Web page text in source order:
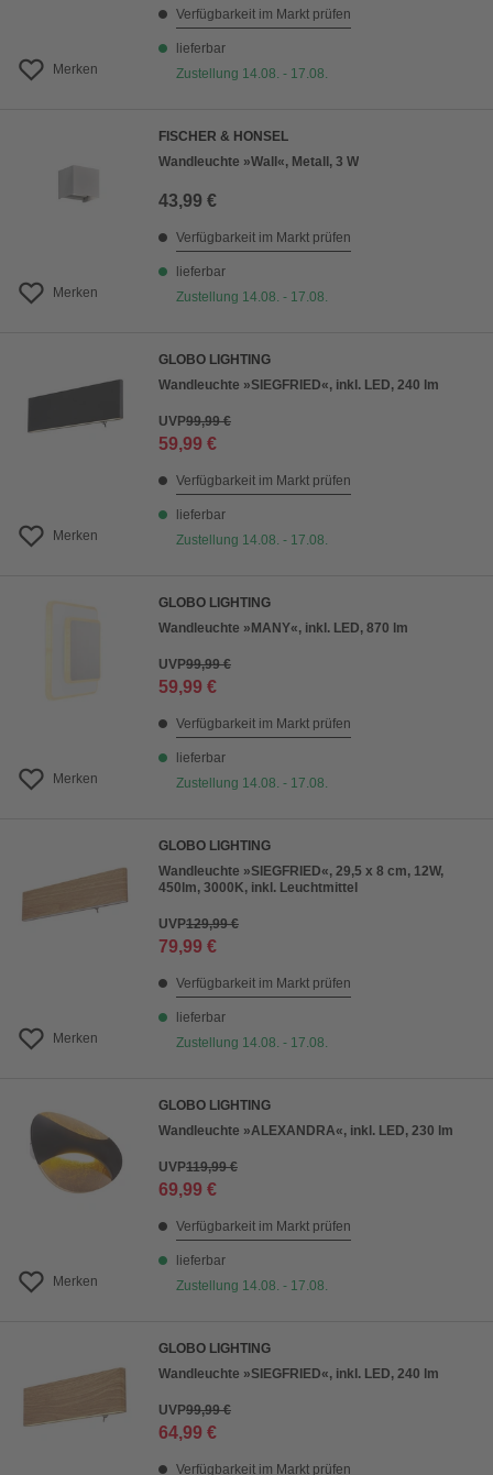
Merken
Verfügbarkeit im Markt prüfen
lieferbar
Zustellung 14.08. - 17.08.
Merken
FISCHER & HONSEL
Wandleuchte »Wall«, Metall, 3 W
43,99 €
Verfügbarkeit im Markt prüfen
lieferbar
Zustellung 14.08. - 17.08.
Merken
GLOBO LIGHTING
Wandleuchte »SIEGFRIED«, inkl. LED, 240 lm
UVP99,99 €
59,99 €
Verfügbarkeit im Markt prüfen
lieferbar
Zustellung 14.08. - 17.08.
Merken
GLOBO LIGHTING
Wandleuchte »MANY«, inkl. LED, 870 lm
UVP99,99 €
59,99 €
Verfügbarkeit im Markt prüfen
lieferbar
Zustellung 14.08. - 17.08.
Merken
GLOBO LIGHTING
Wandleuchte »SIEGFRIED«, 29,5 x 8 cm, 12W,
450lm, 3000K, inkl. Leuchtmittel
UVP129,99 €
79,99 €
Verfügbarkeit im Markt prüfen
lieferbar
Zustellung 14.08. - 17.08.
Merken
GLOBO LIGHTING
Wandleuchte »ALEXANDRA«, inkl. LED, 230 lm
UVP119,99 €
69,99 €
Verfügbarkeit im Markt prüfen
lieferbar
Zustellung 14.08. - 17.08.
GLOBO LIGHTING
Wandleuchte »SIEGFRIED«, inkl. LED, 240 lm
UVP99,99 €
64,99 €
Verfügbarkeit im Markt prüfen